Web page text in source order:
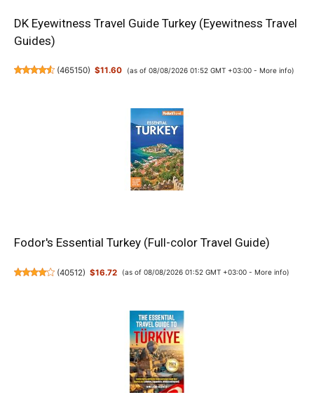
DK Eyewitness Travel Guide Turkey (Eyewitness Travel
Guides)
(465150) $11.60 (as of 08/08/2026 01:52 GMT +03:00 - More info)
Fodor's Essential Turkey (Full-color Travel Guide)
(40512) $16.72 (as of 08/08/2026 01:52 GMT +03:00 - More info)